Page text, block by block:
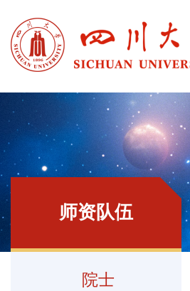
师资队伍
院士